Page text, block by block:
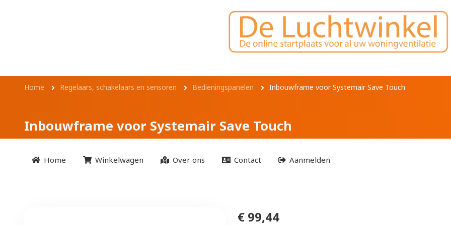
Inbouwframe voor Systemair Save
Kruimelpad
Home Regelaars, schakelaars en sensoren Bedieningspanelen Inbouwframe voor Systemair Save Touch
Inbouwframe voor Systemair Save Touch
Home Winkelwagen Over ons Contact Aanmelden
€ 99,44